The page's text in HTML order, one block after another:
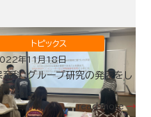
トピックス
年11月18日
育科：グループ研究の発表をし
た。
read more